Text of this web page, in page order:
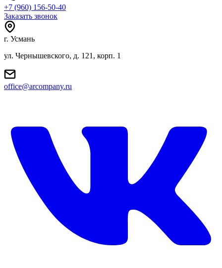
+7 (960) 156-50-40
Заказать звонок
г. Усмань
ул. Чернышевского, д. 121, корп. 1
office@arcompany.ru